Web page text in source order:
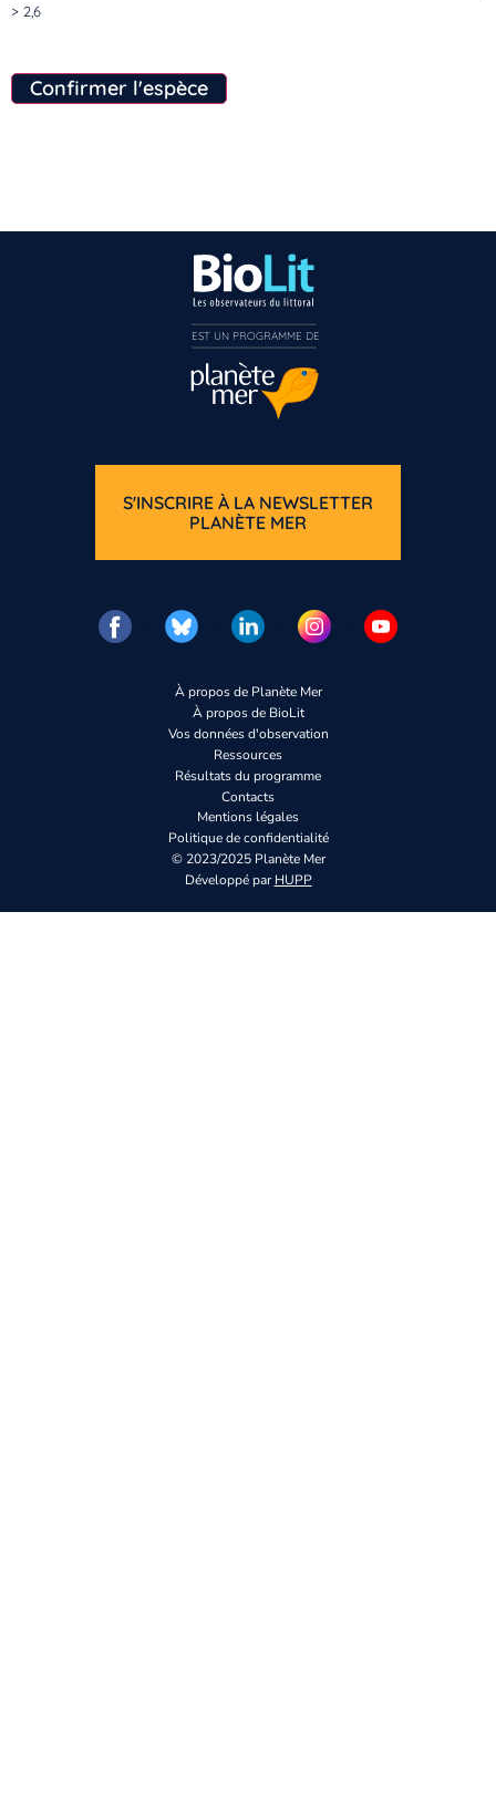
> 2,6
Confirmer l'espèce
À propos de Planète Mer
À propos de BioLit
Vos données d'observation
Ressources
Résultats du programme
Contacts
Mentions légales
Politique de confidentialité
© 2023/2025 Planète Mer
Développé parHUPP
S'INSCRIRE À LA NEWSLETTER
PLANÈTE MER